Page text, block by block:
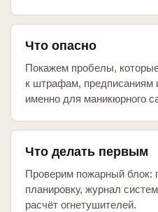
Что опасно
Покажем пробелы,
к штрафам, предписаниям
именно для маникюрного
Что делать первым
Проверим пожарный блок:
планировку, журнал
расчёт огнетушителей.